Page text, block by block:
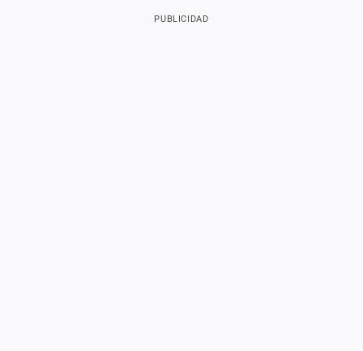
PUBLICIDAD